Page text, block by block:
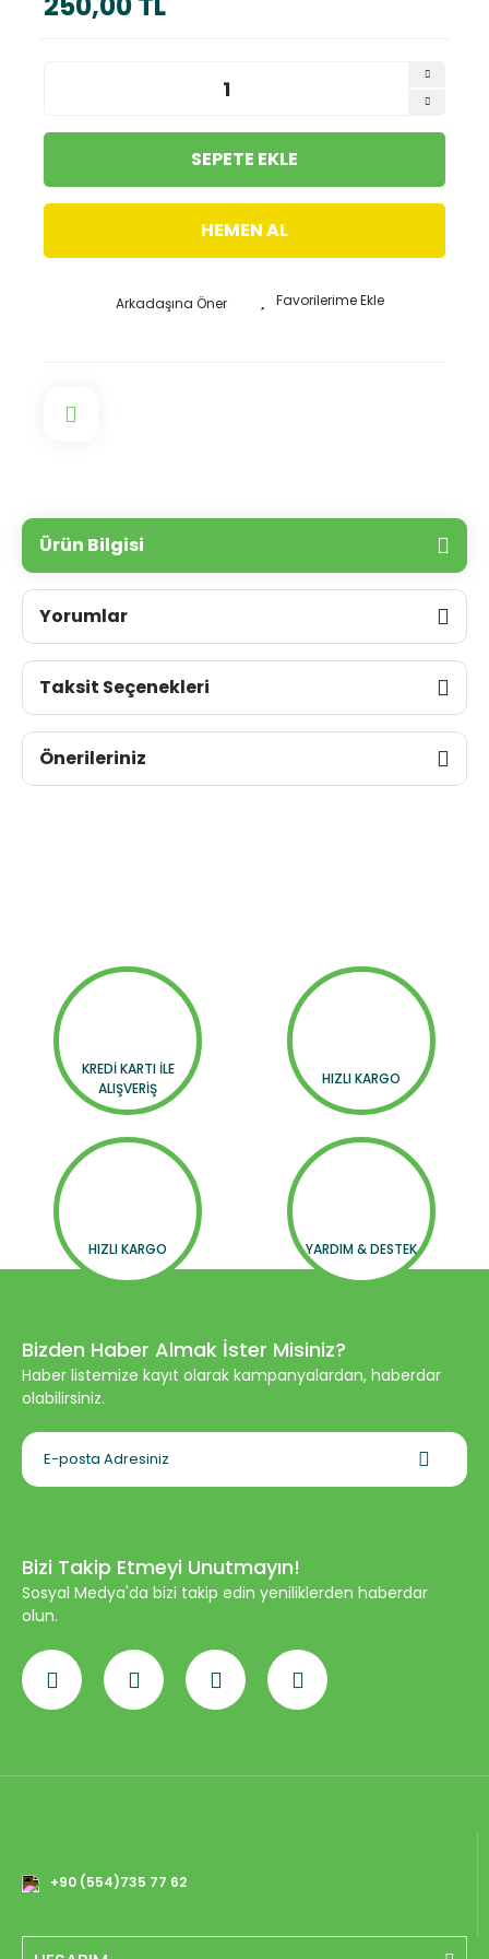
SEPETE EKLE
HEMEN AL
Arkadaşına Öner
Ürün Bilgisi
Yorumlar
Taksit Seçenekleri
Önerileriniz
KREDİ KARTI İLE
ALIŞVERİŞ
HIZLI KARGO
HIZLI KARGO YARDIM & DESTEK
Bizden Haber Almak İster Misiniz?
Haber listemize kayıt olarak kampanyalardan, haberdar
olabilirsiniz.
Bizi Takip Etmeyi Unutmayın!
Sosyal Medya'da bizi takip edin yeniliklerden haberdar
olun.
+90 (554)735 77 62